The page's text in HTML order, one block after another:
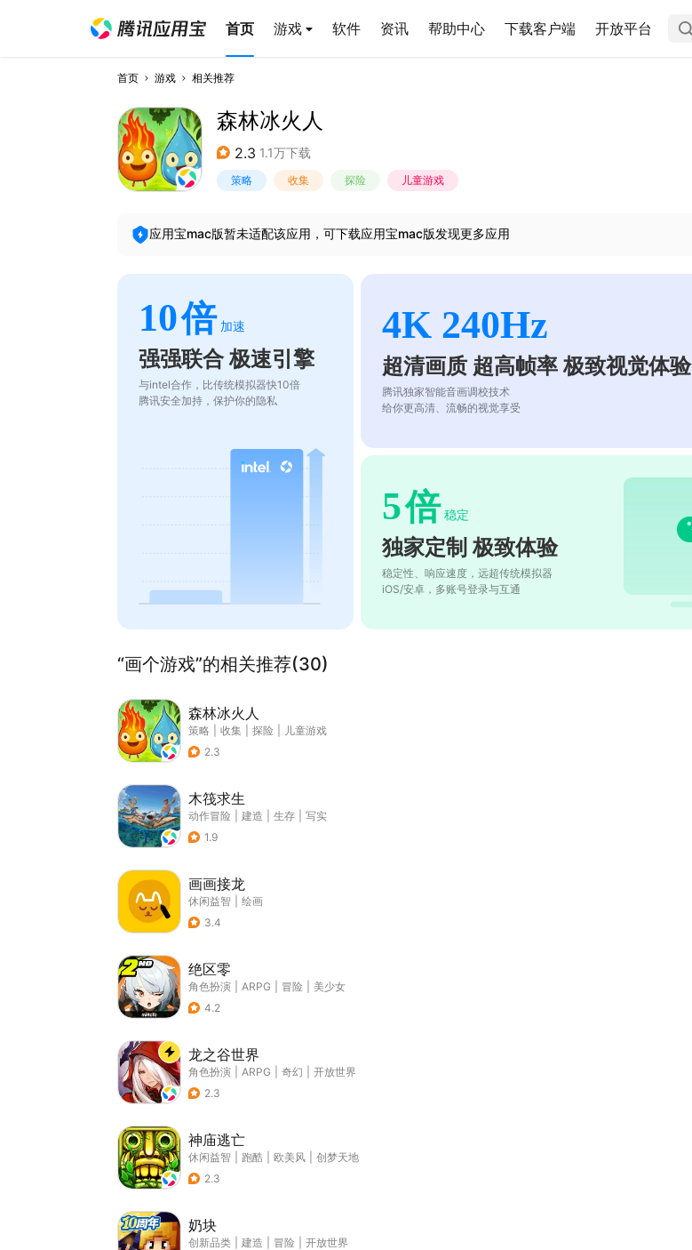
首页 游戏 软件 资讯 帮助中心 下载客户端 开放平台
首页 游戏 相关推荐
森林冰火人
2.3 1.1万下载
策略 收集 探险 儿童游戏
应用宝mac版暂未适配该应用，可下载应用宝mac版发现更多应用
10倍 加速
强强联合 极速引擎
与intel合作，比传统模拟器快10倍
腾讯安全加持，保护你的隐私
4K 240Hz
超清画质 超高帧率 极致视觉体验
腾讯独家智能音画调校技术
给你更高清、流畅的视觉享受
5倍 稳定
独家定制 极致体验
稳定性、响应速度，远超传统模拟器
iOS/安卓，多账号登录与互通
“画个游戏”的相关推荐(30)
森林冰火人
策略 收集 探险
儿童游戏
2.3
木筏求生
动作冒险 建造 生存
写实
1.9
画画接龙
休闲益智
绘画
3.4
绝区零
角色扮演 ARPG 冒险
美少女
4.2
龙之谷世界
角色扮演 ARPG 奇幻
开放世界
2.3
神庙逃亡
休闲益智 跑酷 欧美风
创梦天地
2.3
奶块
创新品类 建造 冒险
开放世界